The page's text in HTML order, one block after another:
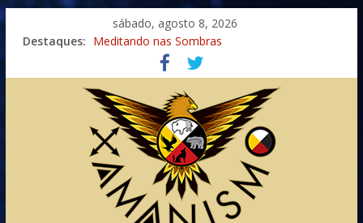
sábado, agosto 8, 2026
Destaques: Meditando nas Sombras
Autosuficiência: A Jornada do Espírito Ancestral
Xamanismo Universal
Totens – Caminho Espiritual – Crescimento
Imaginação na Cura